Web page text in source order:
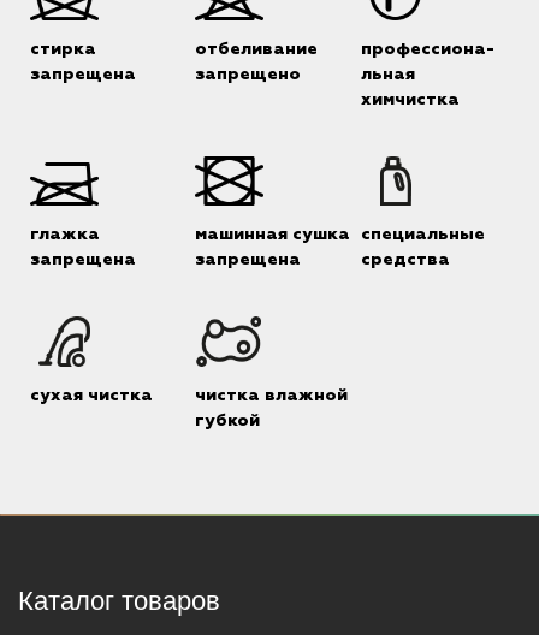
стирка
запрещена
отбеливание
запрещено
профессиона-
льная
химчистка
глажка
запрещена
машинная сушка
запрещена
специальные
средства
сухая чистка
чистка влажной
губкой
Каталог товаров